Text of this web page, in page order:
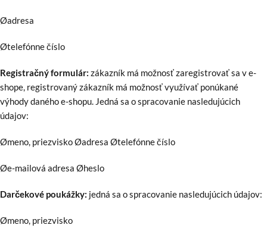
Øadresa
Øtelefónne číslo
Registračný formulár: zákazník má možnosť zaregistrovať sa v e-
shope, registrovaný zákazník má možnosť využívať ponúkané
výhody daného e-shopu. Jedná sa o spracovanie nasledujúcich
údajov:
Ømeno, priezvisko Øadresa Øtelefónne číslo
Øe-mailová adresa Øheslo
Darčekové poukážky: jedná sa o spracovanie nasledujúcich údajov:
Ømeno, priezvisko